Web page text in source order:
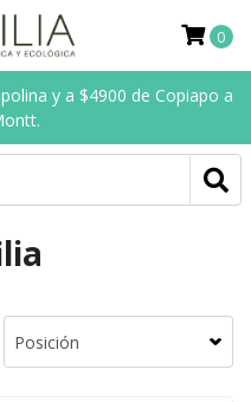
y a $4900 de Copiapo a
0